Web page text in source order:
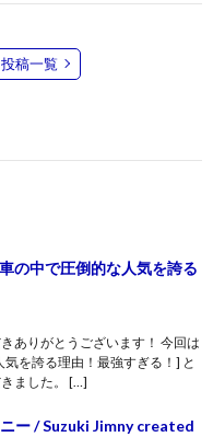
投稿一覧
の中で圧倒的な人気を誇る
ありがとうございます！ 今回は
を誇る理由！最強すぎる！] と
ました。 […]
ー / Suzuki Jimny created